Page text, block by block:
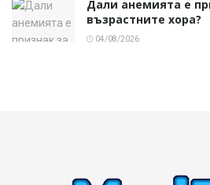
Дали анемията е
възрастните хора?
04/08/2026